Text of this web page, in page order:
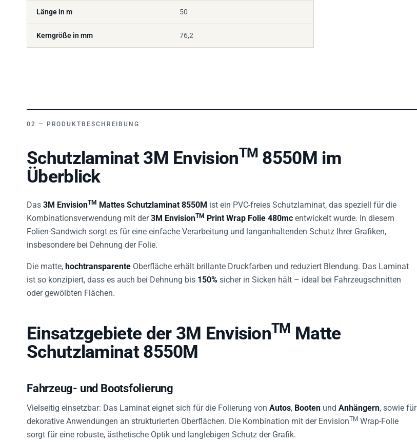
Länge in m 50
Kerngröße in mm 76,2
PRODUKTBESCHREIBUNG
Schutzlaminat 3M EnvisionTM 8550M im
Überblick
Das 3M EnvisionTM Mattes Schutzlaminat 8550M ist ein PVC-freies Schutzlaminat, das speziell für die
Kombinationsverwendung mit der3M EnvisionTM Print Wrap Folie 480mc entwickelt wurde. In diesem
Folien-Sandwich sorgt es für eine einfache Verarbeitung und langanhaltenden Schutz Ihrer Grafiken,
insbesondere bei Dehnung der Folie.
Die matte, hochtransparente Oberfläche erhält brillante Druckfarben und reduziert Blendung. Das Laminat
ist so konzipiert, dass es auch bei Dehnung bis 150% sicher in Sicken hält – ideal bei Fahrzeugschnitten
oder gewölbten Flächen.
Einsatzgebiete der 3M EnvisionTM Matte
Schutzlaminat 8550M
Fahrzeug- und Bootsfolierung
Vielseitig einsetzbar: Das Laminat eignet sich für die Folierung von Autos Booten und Anhängern , sowie für
dekorative Anwendungen an strukturierten Oberflächen. Die Kombination mit der EnvisionTM Wrap-Folie
sorgt für eine robuste, ästhetische Optik und langlebigen Schutz der Grafik.